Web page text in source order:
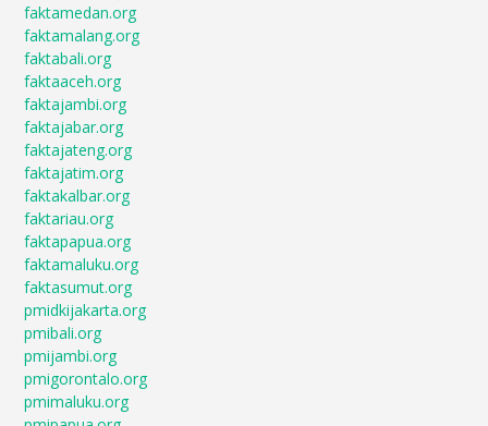
faktamedan.org
faktamalang.org
faktabali.org
faktaaceh.org
faktajambi.org
faktajabar.org
faktajateng.org
faktajatim.org
faktakalbar.org
faktariau.org
faktapapua.org
faktamaluku.org
faktasumut.org
pmidkijakarta.org
pmibali.org
pmijambi.org
pmigorontalo.org
pmimaluku.org